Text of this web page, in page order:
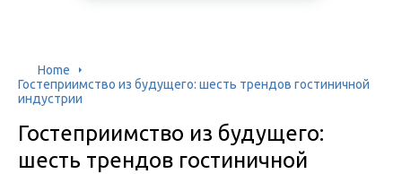
Home
Гостеприимство из будущего: шесть трендов гостиничной
индустрии
Гостеприимство из будущего:
шесть трендов гостиничной